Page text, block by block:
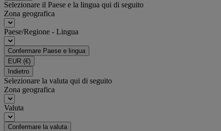
Selezionare il Paese e la lingua qui di seguito
Zona geografica
Paese/Regione - Lingua
Confermare Paese e lingua
EUR (€)
Indietro
Selezionare la valuta qui di seguito
Zona geografica
Valuta
Confermare la valuta